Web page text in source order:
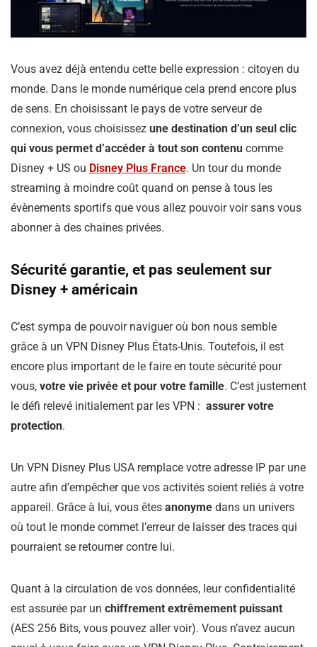
Vous avez déjà entendu cette belle expression : citoyen du
monde. Dans le monde numérique cela prend encore plus
de sens. En choisissant le pays de votre serveur de
connexion, vous choisissez une destination d’un seul clic
qui vous permet d’accéder à tout son contenu comme
Disney + US ou Disney Plus France. Un tour du monde
streaming à moindre coût quand on pense à tous les
évènements sportifs que vous allez pouvoir voir sans vous
abonner à des chaines privées.
Sécurité garantie, et pas seulement sur
Disney + américain
C’est sympa de pouvoir naviguer où bon nous semble
grâce à un VPN Disney Plus États-Unis. Toutefois, il est
encore plus important de le faire en toute sécurité pour
vous, votre vie privée et pour votre famille. C’est justement
le défi relevé initialement par les VPN : assurer votre
protection.
Un VPN Disney Plus USA remplace votre adresse IP par une
autre afin d’empêcher que vos activités soient reliés à votre
appareil. Grâce à lui, vous êtes anonyme dans un univers
où tout le monde commet l’erreur de laisser des traces qui
pourraient se retourner contre lui.
Quant à la circulation de vos données, leur confidentialité
est assurée par un chiffrement extrêmement puissant
(AES 256 Bits, vous pouvez aller voir). Vous n’avez aucun